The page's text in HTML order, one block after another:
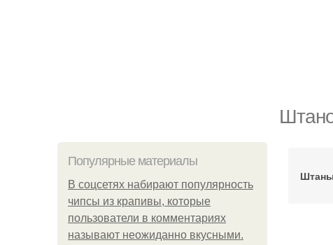
Популярные материалы
В соцсетях набирают популярность
чипсы из крапивы, которые
пользователи в комментариях
называют неожиданно вкусными.